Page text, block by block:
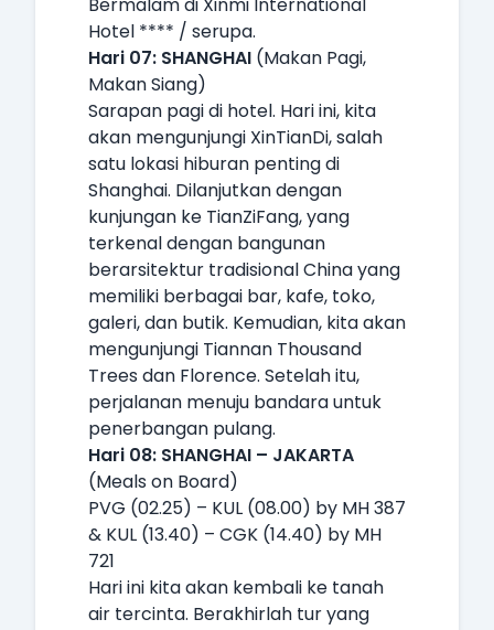
Hotel **** / serupa.
Hari 07: SHANGHAI (Makan Pagi,
Makan Siang)
Sarapan pagi di hotel. Hari ini, kita
akan mengunjungi XinTianDi, salah
satu lokasi hiburan penting di
Shanghai. Dilanjutkan dengan
kunjungan ke TianZiFang, yang
terkenal dengan bangunan
berarsitektur tradisional China yang
memiliki berbagai bar, kafe, toko,
galeri, dan butik. Kemudian, kita akan
mengunjungi Tiannan Thousand
Trees dan Florence. Setelah itu,
perjalanan menuju bandara untuk
penerbangan pulang.
Hari 08: SHANGHAI – JAKARTA
(Meals on Board)
PVG (02.25) – KUL (08.00) by MH 387
& KUL (13.40) – CGK (14.40) by MH
721
Hari ini kita akan kembali ke tanah
air tercinta. Berakhirlah tur yang